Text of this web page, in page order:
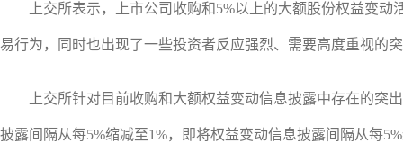
上交所表示，上市公司收购和5%以上的大额股份权益变动
易行为，同时也出现了一些投资者反应强烈、需要高度重视的
上交所针对目前收购和大额权益变动信息披露中存在的突
披露间隔从每5%缩减至1%，即将权益变动信息披露间隔从每